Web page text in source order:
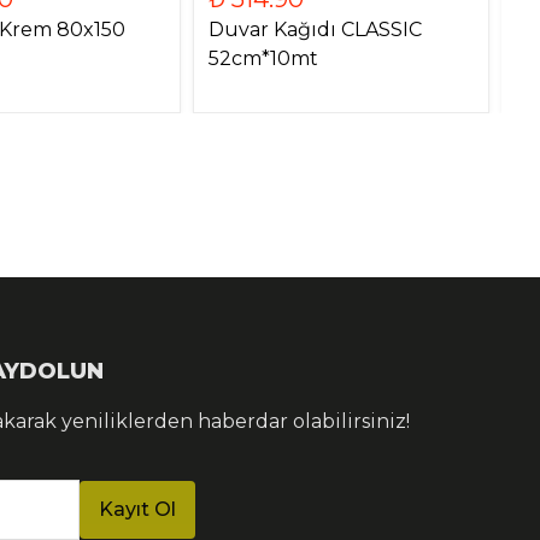
80x150
Duvar Kağıdı CLASSIC
52cm*10mt
yeniliklerden haberdar olabilirsiniz!
Kayıt Ol